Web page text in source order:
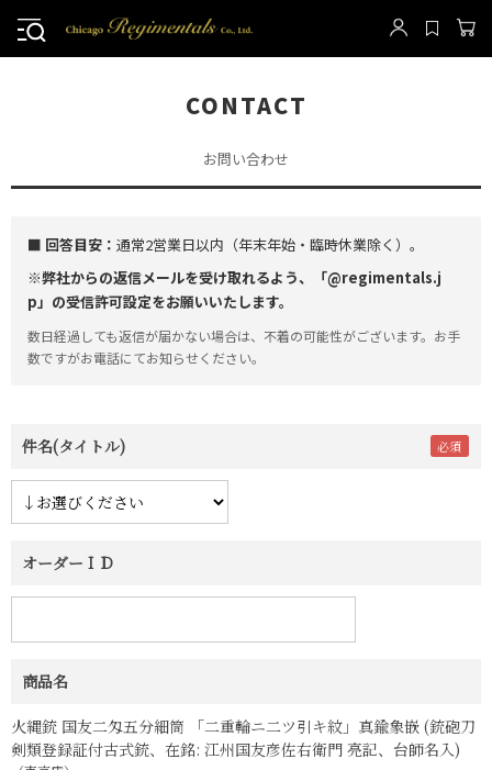
CONTACT
お問い合わせ
■ 回答目安： 通常2営業日以内（年末年始・臨時休業除く）。
※弊社からの返信メールを受け取れるよう、「@regimentals.j
p」の受信許可設定をお願いいたします。
数日経過しても返信が届かない場合は、不着の可能性がございます。お手
数ですがお電話にてお知らせください。
件名(タイトル)
オーダーＩＤ
商品名
火縄銃 国友二匁五分細筒 「二重輪ニ二ツ引キ紋」真鍮象嵌 (銃砲刀
剣類登録証付古式銃、在銘: 江州国友彦佐右衛門 亮記、台師名入)